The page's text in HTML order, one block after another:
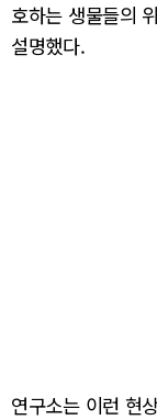
호하는 생물들의
설명했다.
연구소는 이런 현